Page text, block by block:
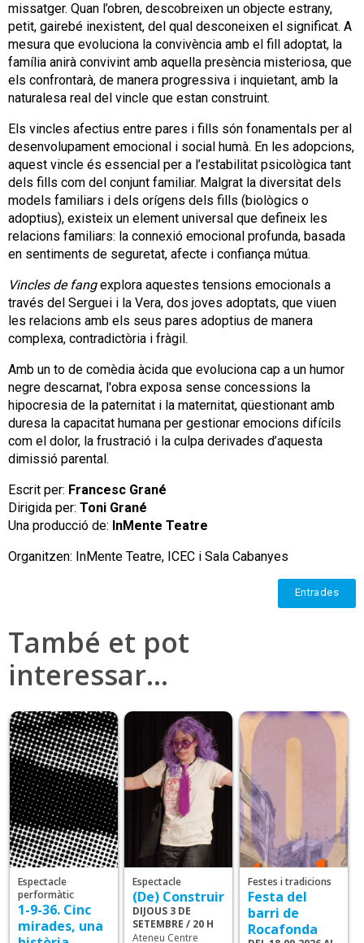
missatger. Quan l’obren, descobreixen un objecte estrany,
petit, gairebé inexistent, del qual desconeixen el significat. A
mesura que evoluciona la convivència amb el fill adoptat, la
família anirà convivint amb aquella presència misteriosa, que
els confrontarà, de manera progressiva i inquietant, amb la
naturalesa real del vincle que estan construint.
Els vincles afectius entre pares i fills són fonamentals per al
desenvolupament emocional i social humà. En les adopcions,
aquest vincle és essencial per a l’estabilitat psicològica tant
dels fills com del conjunt familiar. Malgrat la diversitat dels
models familiars i dels orígens dels fills (biològics o
adoptius), existeix un element universal que defineix les
relacions familiars: la connexió emocional profunda, basada
en sentiments de seguretat, afecte i confiança mútua.
Vincles de fangexplora aquestes tensions emocionals a
través del Serguei i la Vera, dos joves adoptats, que viuen
les relacions amb els seus pares adoptius de manera
complexa, contradictòria i fràgil.
Amb un to de comèdia àcida que evoluciona cap a un humor
negre descarnat, l'obra exposa sense concessions la
hipocresia de la paternitat i la maternitat, qüestionant amb
duresa la capacitat humana per gestionar emocions difícils
com el dolor, la frustració i la culpa derivades d’aquesta
dimissió parental.
Escrit per: Francesc Grané
Dirigida per: Toni Grané
Una producció de: InMente Teatre
Organitzen: InMente Teatre, ICEC i Sala Cabanyes
Entrades
També et pot
interessar…
Espectacle
performàtic
1-9-36. Cinc
mirades, una
Espectacle
(De) Construir
DIJOUS 3 DE
SETEMBRE / 20 H
Ateneu Centre
Festes i tradicions
Festa del
barri de
Rocafonda